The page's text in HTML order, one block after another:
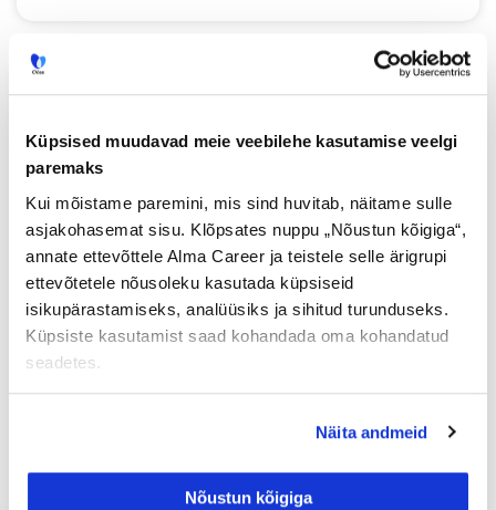
Küpsised muudavad meie veebilehe kasutamise veelgi
paremaks
Kui mõistame paremini, mis sind huvitab, näitame sulle
asjakohasemat sisu. Klõpsates nuppu „Nõustun kõigiga“,
annate ettevõttele Alma Career ja teistele selle ärigrupi
ettevõtetele nõusoleku kasutada küpsiseid
isikupärastamiseks, analüüsiks ja sihitud turunduseks.
Küpsiste kasutamist saad kohandada oma kohandatud
seadetes.
Näita andmeid
Nõustun kõigiga
Большая статья: как эстонские
нынешнем рынке труда?
Странная ситуация сложилась на рынке